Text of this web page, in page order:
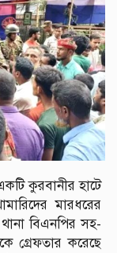
কুরবানীর হাটে
মারধরের
বিএনপির সহ-
গ্রেফতার করেছে